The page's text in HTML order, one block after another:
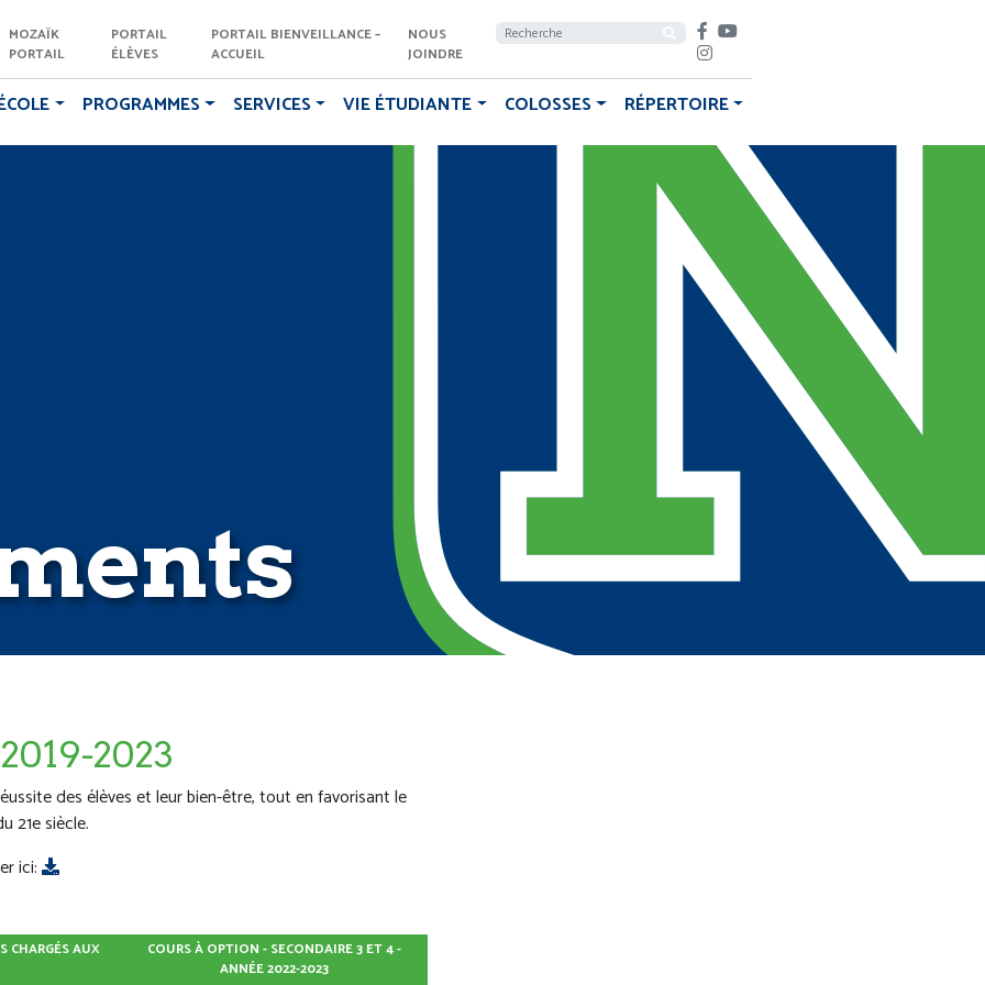
PROGRAMMES SERVICES VIE ÉTUDIANTE COLOSSES RÉPERTOIRE
MOZAÏK
PORTAIL
PORTAIL
ÉLÈVES
PORTAIL BIENVEILLANCE –
ACCUEIL
NOUS
JOINDRE
2023
des élèves et leur bien-être, tout en favorisant le
21e siècle.
ici:
CHARGÉS AUX
COURS À OPTION - SECONDAIRE 3 ET 4 -
ANNÉE 2022-2023